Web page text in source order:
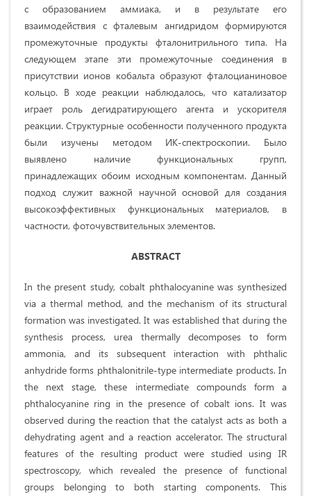
с образованием аммиака, и в результате его
взаимодействия с фталевым ангидридом формируются
промежуточные продукты фталонитрильного типа. На
следующем этапе эти промежуточные соединения в
присутствии ионов кобальта образуют фталоцианиновое
кольцо. В ходе реакции наблюдалось, что катализатор
играет роль дегидратирующего агента и ускорителя
реакции. Структурные особенности полученного продукта
были изучены методом ИК-спектроскопии. Было
выявлено наличие функциональных групп,
принадлежащих обоим исходным компонентам. Данный
подход служит важной научной основой для создания
высокоэффективных функциональных материалов, в
частности, фоточувствительных элементов.
ABSTRACT
In the present study, cobalt phthalocyanine was synthesized
via a thermal method, and the mechanism of its structural
formation was investigated. It was established that during the
synthesis process, urea thermally decomposes to form
ammonia, and its subsequent interaction with phthalic
anhydride forms phthalonitrile-type intermediate products. In
the next stage, these intermediate compounds form a
phthalocyanine ring in the presence of cobalt ions. It was
observed during the reaction that the catalyst acts as both a
dehydrating agent and a reaction accelerator. The structural
features of the resulting product were studied using IR
spectroscopy, which revealed the presence of functional
groups belonging to both starting components. This